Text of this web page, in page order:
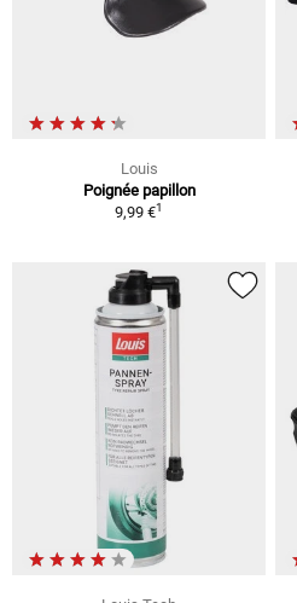
Louis
Poignée papillon
9,99 €1